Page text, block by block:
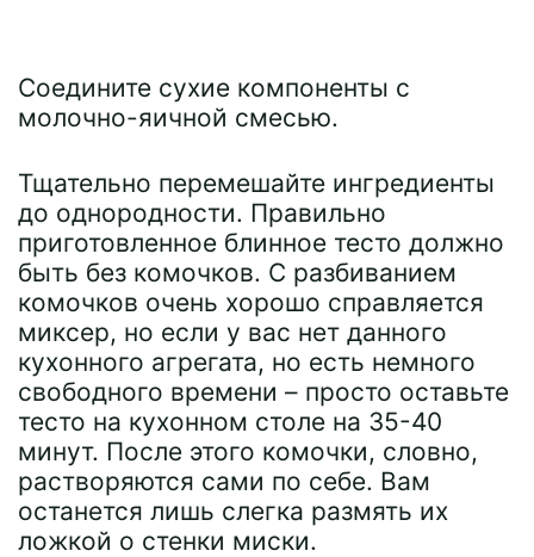
Соедините сухие компоненты с
молочно-яичной смесью.
Тщательно перемешайте ингредиенты
до однородности. Правильно
приготовленное блинное тесто должно
быть без комочков. С разбиванием
комочков очень хорошо справляется
миксер, но если у вас нет данного
кухонного агрегата, но есть немного
свободного времени – просто оставьте
тесто на кухонном столе на 35-40
минут. После этого комочки, словно,
растворяются сами по себе. Вам
останется лишь слегка размять их
ложкой о стенки миски.